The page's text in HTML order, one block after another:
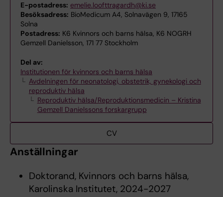
E-postadress: emelie.loofttragardh@ki.se
Besöksadress: BioMedicum A4, Solnavägen 9, 17165
Solna
Postadress: K6 Kvinnors och barns hälsa, K6 NOGRH
Gemzell Danielsson, 171 77 Stockholm
Del av:
Institutionen för kvinnors och barns hälsa
Avdelningen för neonatologi, obstetrik, gynekologi och
reproduktiv hälsa
Reproduktiv hälsa/Reproduktionsmedicin – Kristina
Gemzell Danielssons forskargrupp
CV
Anställningar
Doktorand, Kvinnors och barns hälsa,
Karolinska Institutet, 2024-2027